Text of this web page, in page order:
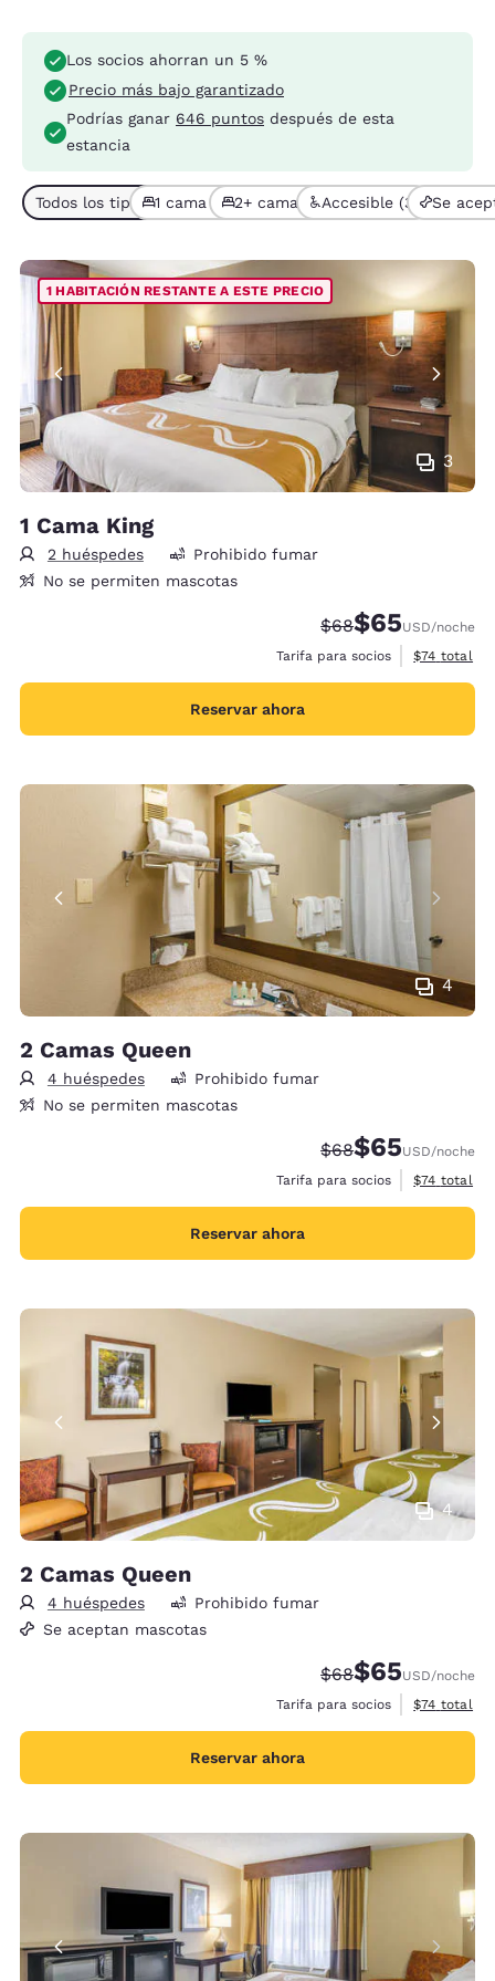
Los socios ahorran un 5 %
Precio más bajo garantizado
Podrías ganar 646 puntos después de esta
estancia
Todos los tipos de habitación (7)
1 cama (4)2+ camas (3)Accesible (3) Se
3
1 HABITACIÓN RESTANTE A ESTE PRECIO
1 Cama King
2 huéspedes
Prohibido fumar
No se permiten mascotas
Precio tachado:
$68Precio con
$65USD/noche
Tarifa para socios
Ver
$74 total
Reservar ahora
4
2 Camas Queen
4 huéspedes
Prohibido fumar
No se permiten mascotas
Precio tachado:
$68Precio con
$65USD/noche
Tarifa para socios
Ver
$74 total
Reservar ahora
4
2 Camas Queen
4 huéspedes
Prohibido fumar
Se aceptan mascotas
Precio tachado:
$68Precio con
$65USD/noche
Tarifa para socios
Ver
$74 total
Reservar ahora